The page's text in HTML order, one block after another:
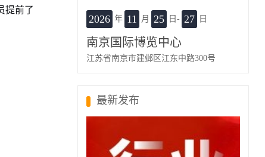
提前了
2026 年 11 月 25 日- 27 日
南京国际博览中心
江苏省南京市建邺区江东中路300号
最新发布